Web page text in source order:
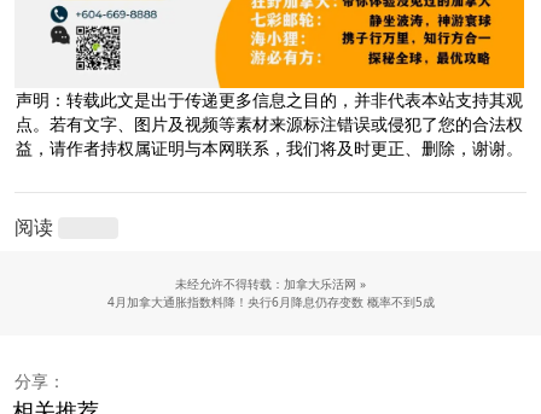
声明：转载此文是出于传递更多信息之目的，并非代表本站支持其观
点。若有文字、图片及视频等素材来源标注错误或侵犯了您的合法权
益，请作者持权属证明与本网联系，我们将及时更正、删除，谢谢。
阅读
未经允许不得转载：加拿大乐活网 »
4月加拿大通胀指数料降！央行6月降息仍存变数 概率不到5成
分享：